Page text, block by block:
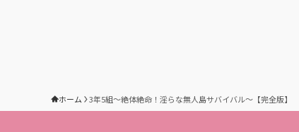
ホーム 3年5組〜絶体絶命！淫らな無人島サバイバル〜【完全版】